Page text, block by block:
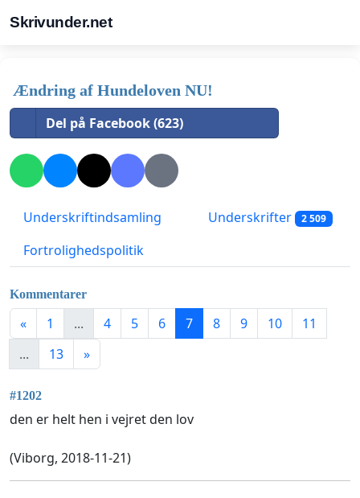
Skrivunder.net
Ændring af Hundeloven NU!
Del på Facebook (623)
Underskriftindsamling Underskrifter 2 509
Fortrolighedspolitik
Kommentarer
« 1 ... 4 5 6 7 8 9 10
11
...
13 »
#1202
den er helt hen i vejret den lov
(Viborg, 2018-11-21)